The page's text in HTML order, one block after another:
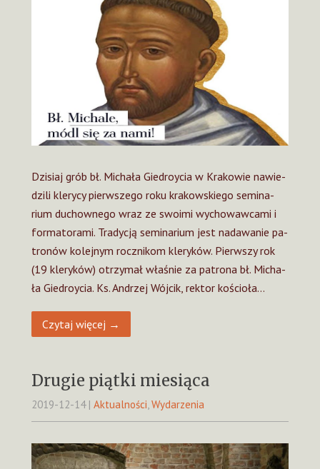
Dzi­siaj grób bł. Mi­cha­ła Gie­droy­cia w Kra­ko­wie na­wie­
dzi­li kle­ry­cy pierw­sze­go roku kra­kow­skie­go se­mi­na­
rium du­chow­ne­go wraz ze swo­imi wy­cho­waw­ca­mi i
for­ma­to­ra­mi. Tra­dy­cją se­mi­na­rium jest nada­wa­nie pa­
tro­nów ko­lej­nym rocz­ni­kom kle­ry­ków. Pierw­szy rok
(19 kleryków) otrzy­mał wła­śnie za pa­tro­na bł. Mi­cha­
ła Gie­droy­cia. Ks. An­drzej Wój­cik, rek­tor ko­ścio­ła…
Czytaj więcej →
Drugie piątki miesiąca
2019-12-14 | Aktualności Wydarzenia